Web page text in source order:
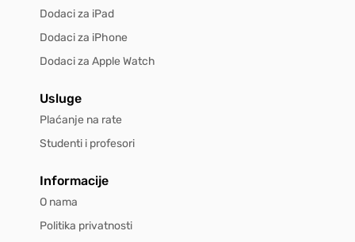
Dodaci za iPad
Dodaci za iPhone
Dodaci za Apple Watch
Usluge
Plaćanje na rate
Studenti i profesori
Informacije
O nama
Politika privatnosti